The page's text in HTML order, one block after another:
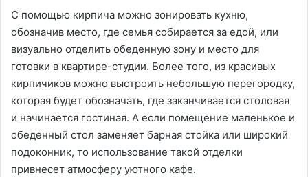
С помощью кирпича можно зонировать кухню,
обозначив место, где семья собирается за едой, или
визуально отделить обеденную зону и место для
готовки в квартире-студии. Более того, из красивых
кирпичиков можно выстроить небольшую перегородку,
которая будет обозначать, где заканчивается столовая
и начинается гостиная. А если помещение маленькое и
обеденный стол заменяет барная стойка или широкий
подоконник, то использование такой отделки
привнесет атмосферу уютного кафе.